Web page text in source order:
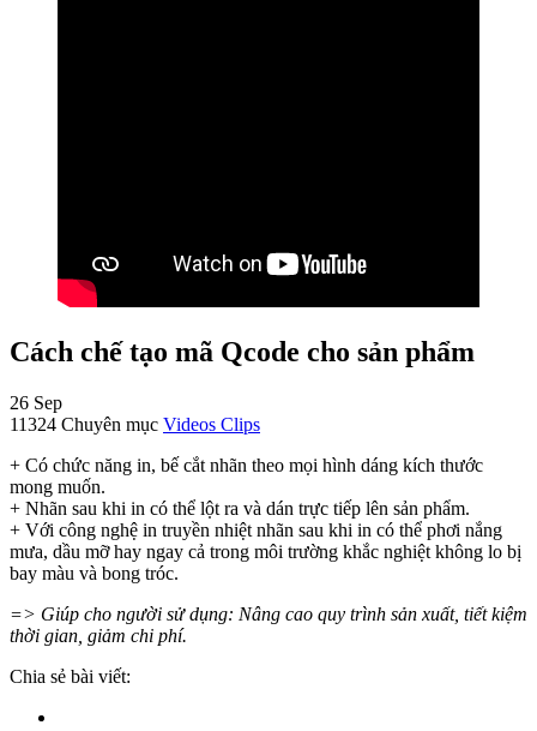
Cách chế tạo mã Qcode cho sản phẩm
26 Sep
11324 Chuyên mục Videos Clips
+ Có chức năng in, bế cắt nhãn theo mọi hình dáng kích thước
mong muốn.
+ Nhãn sau khi in có thể lột ra và dán trực tiếp lên sản phẩm.
+ Với công nghệ in truyền nhiệt nhãn sau khi in có thể phơi nắng
mưa, dầu mỡ hay ngay cả trong môi trường khắc nghiệt không lo bị
bay màu và bong tróc.
=> Giúp cho người sử dụng: Nâng cao quy trình sản xuất, tiết kiệm
thời gian, giảm chi phí.
Chia sẻ bài viết: